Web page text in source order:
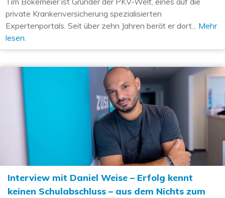
private Krankenversicherung spezialisierten
Expertenportals. Seit über zehn Jahren berät er dort... Mehr
lesen.
Interview mit Daniel Weise – Erfolg kennt
keinen Schulabschluss – aus dem Nichts zum